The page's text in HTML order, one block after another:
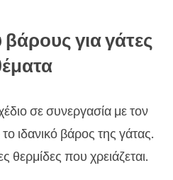
για γάτες
σε συνεργασία με τον
ιδανικό βάρος της γάτας.
θερμίδες που χρειάζεται.